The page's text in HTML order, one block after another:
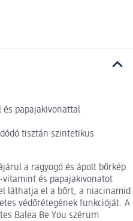
és papajakivonattal
tisztán szintetikus
a ragyogó és ápolt bőrkép
és papajakivonatot
láthatja el a bőrt, a niacinamid
védőrétegének funkcióját. A
Balea Be You szérum